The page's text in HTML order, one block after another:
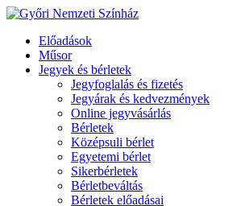
Előadások
Műsor
Jegyek és bérletek
Jegyfoglalás és fizetés
Jegyárak és kedvezmények
Online jegyvásárlás
Bérletek
Középsuli bérlet
Egyetemi bérlet
Sikerbérletek
Bérletbeváltás
Bérletek előadásai